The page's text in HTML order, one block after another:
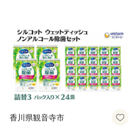
香川県観音寺市